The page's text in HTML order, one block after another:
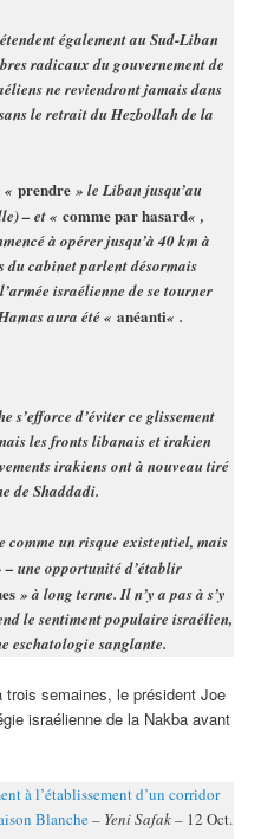
également au Sud-Liban
radicaux du gouvernement de
ne reviendront jamais dans
le retrait du Hezbollah de la
«prendre » le Liban jusqu’au
– et «comme par hasard« ,
à opérer jusqu’à 40 km à
du cabinet parlent désormais
israélienne de se tourner
aura été «anéanti« .
s’efforce d’éviter ce glissement
les fronts libanais et irakien
irakiens ont à nouveau tiré
de Shaddadi.
un risque existentiel, mais
– une opportunité d’établir
» à long terme. Il n’y a pas à s’y
le sentiment populaire israélien,
eschatologie sanglante.
trois semaines, le président Joe
israélienne de la Nakba avant
à l’établissement d’un corridor
Blanche– Yeni Safak – 12 Oct.